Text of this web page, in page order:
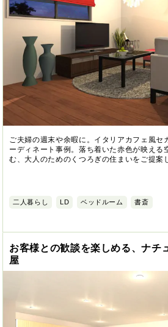
ご夫婦の週末や余暇に。イタリアカフェ風セ
ーディネート事例。落ち着いた赤色が映える
む、大人のためのくつろぎの住まいをご提案
二人暮らし LD ベッドルーム 書斎
お客様との歓談を楽しめる、ナチ
屋